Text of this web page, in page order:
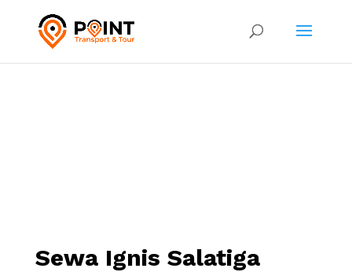
Sewa Ignis Salatiga